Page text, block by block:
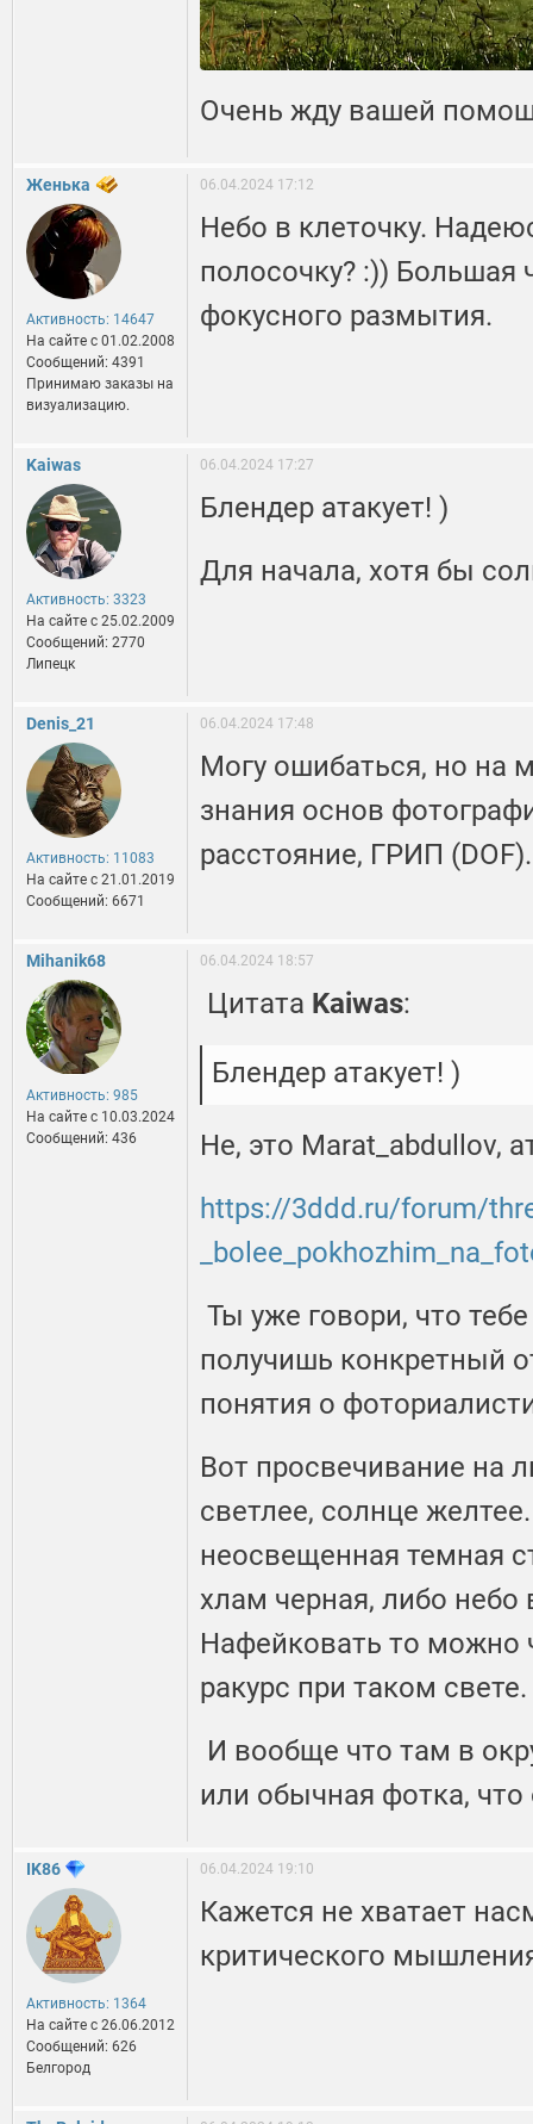
Очень жду вашей
Женька
Активность: 14647
На сайте c 01.02.2008
Сообщений: 4391
Принимаю заказы на
визуализацию.
06.04.2024 17:12
Небо в клеточку.
полосочку? :)) Большая
фокусного размытия.
Kaiwas
Активность: 3323
На сайте c 25.02.2009
Сообщений: 2770
Липецк
06.04.2024 17:27
Блендер атакует! )
Для начала, хотя бы
Denis_21
Активность: 11083
На сайте c 21.01.2019
Сообщений: 6671
06.04.2024 17:48
Могу ошибаться, но на
знания основ
расстояние, ГРИП
Mihanik68
Активность: 985
На сайте c 10.03.2024
Сообщений: 436
06.04.2024 18:57
Цитата Kaiwas:
Блендер атакует! )
Не, это Marat_abdullov,
https://3ddd.ru/forum/
Ты уже говори, что
получишь конкретный
понятия о
Вот просвечивание на
светлее, солнце
неосвещенная темная
хлам черная, либо небо
Нафейковать то можно
ракурс при таком свете.
И вообще что там в
или обычная фотка, что
IK86
Активность: 1364
На сайте c 26.06.2012
Сообщений: 626
Белгород
06.04.2024 19:10
Кажется не хватает
критического